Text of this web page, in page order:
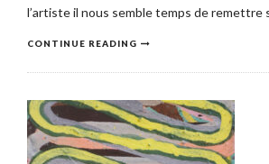
l’artiste il nous semble temps de remettre
CONTINUE READING